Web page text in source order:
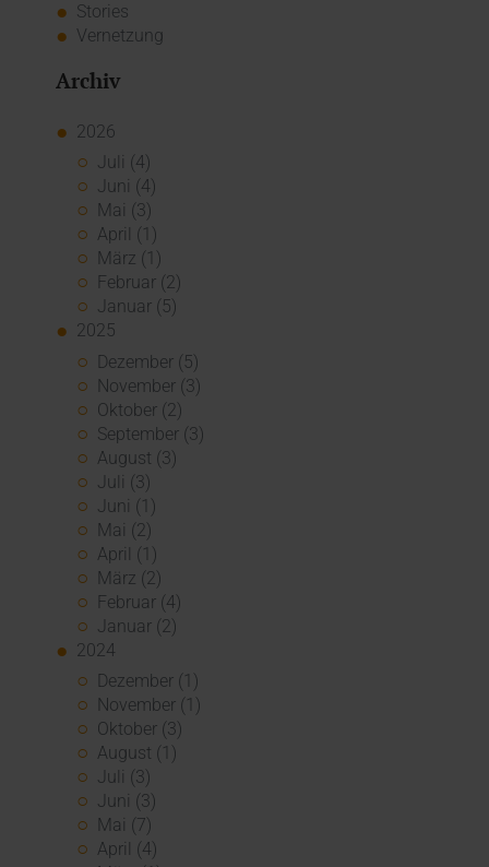
Stories
Vernetzung
Archiv
2026
Juli (4)
Juni (4)
Mai (3)
April (1)
März (1)
Februar (2)
Januar (5)
2025
Dezember (5)
November (3)
Oktober (2)
September (3)
August (3)
Juli (3)
Juni (1)
Mai (2)
April (1)
März (2)
Februar (4)
Januar (2)
2024
Dezember (1)
November (1)
Oktober (3)
August (1)
Juli (3)
Juni (3)
Mai (7)
April (4)